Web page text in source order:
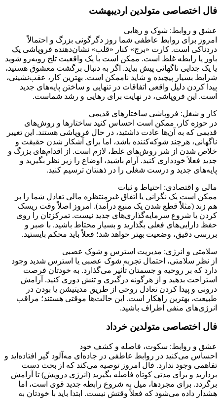
فال اختصاصی متولدین اردیبهشت
عشق و روابط: شوک و رهایی
امروز برای روابط عاطفی شما روز دگرگونی بزرگ و احتمالاً
دردناکی است. کارت «برج» کنار «قلب» نشان‌دهنده فروپاشی یک
باور یا رابطه غلط است. ممکن است با یک واقعیت تلخ روبه‌رو شوید
یا یک جدایی ناگهانی پیش بیاید. اگر به دنبال برگشت معشوق هستید،
شرایط بسیار پیچیده و شاید ناممکن است. بهترین کار، عقب‌نشینی،
پیدا کردن دلیل واقعی اتفاقات در تنهایی و ساختن پایه‌های جدید
است. این فروپاشی، در نهایت برای رهایی و رشد شماست.
کار و شغل: فروپاشی ساختارهای قدیمی
در حوزه کار، ممکن است احساس کنید ساختارها و روش‌های
قدیمی که به آن‌ها عادت داشتید، در حال فروپاشی هستند. این تغییر
ناگهانی، هرچند شوکه‌کننده باشد، اما برای آشکار شدن حقیقت و
خلاص شدن از شر روش‌های غلط، لازم است. از اقدام‌های بزرگ و
جدید فعلاً خودداری کنید. آرام باشید، اوضاع را زیر نظر بگیرید و
پایه‌های جدید و درست شغلی را در ذهنتان ترسیم کنید.
مالی و اقتصادی: احتیاط و ثبات
ممکن است یک نگرانی یا اتفاق غیرمنتظره مالی تعادل شما را بر
هم زند (مثلاً قطع شدن یک منبع درآمد). امروز اصلاً وقت ریسک
کردن یا شروع سرمایه‌گذاری‌های جدید نیست. تمرکزتان را روی
حفظ دارایی‌های فعلی بگذارید و بسیار محتاط باشید. با صبر و
بررسی دقیق، وضعیت بهتر خواهد شد؛ فعلاً باید محکم بایستید.
سلامتی و انرژی: مدیریت استرس و شوک عصبی
از نظر سلامتی، احتمال تجربه شوک عصبی یا استرس شدید وجود
دارد که بر روحیه و جسمتان تأثیر می‌گذارد. به خودتان فرصت
استراحت بدهید و از هرگونه درگیری و تنش دوری کنید. آرامش
درونی و پیدا کردن تعادل روحی از طریق مدیتیشن یا بودن در
طبیعت، بهترین راهکار است. این حالت‌ها موقتی هستند؛ مراقب
انرژی‌های منفی اطراف باشید.
فال اختصاصی متولدین خرداد
عشق و روابط: سکوت، فاصله و کشف خود
احساس می‌کنید در روابط عاطفی در جاده‌ای مه‌آلود گیر افتاده‌اید و
تفاهمی وجود ندارد. فال امروز توصیه می‌کند که از بحث دست
بردارید و برای مدتی کوتاه فاصله‌ بگیرید (انرژی درویش) تا آرامش
برگردد. برای مجردها، میل به شروع رابطه جدید قوی است، اما
هشدار داده می‌شود که فعلاً وقتش نیست. ابتدا باید با خودتان به